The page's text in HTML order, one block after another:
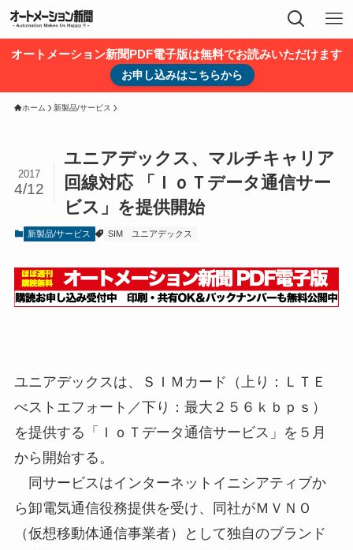
オートメーション新聞PDF電子版は無料でお読みいただけます
お申し込みはこちらから
ホーム 新製品/サービス
ユニアデックス、マルチキャリア
回線対応 「ＩｏＴデータ通信サー
ビス」を提供開始
2017
4/12
新製品/サービス SIM ユニアデックス
ユニアデックスは、ＳＩＭカード（上り：ＬＴＥ
べストエフォート／下り：最大２５６ｋｂｐｓ）
を提供する「ＩｏＴデータ通信サービス」を５月
から開始する。
同サービスはインターネットイニシアティブか
ら卸電気通信役務提供を受け、同社がＭＶＮＯ
（仮想移動体通信事業者）として独自のブランド